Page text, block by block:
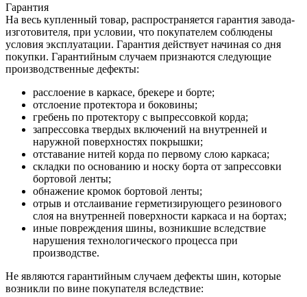
Гарантия
На весь купленный товар, распространяется гарантия завода-
изготовителя, при условии, что покупателем соблюдены
условия эксплуатации. Гарантия действует начиная со дня
покупки. Гарантийным случаем признаются следующие
производственные дефекты:
расслоение в каркасе, брекере и борте;
отслоение протектора и боковины;
гребень по протектору с выпрессовкой корда;
запрессовка твердых включений на внутренней и
наружной поверхностях покрышки;
отставание нитей корда по первому слою каркаса;
складки по основанию и носку борта от запрессовки
бортовой ленты;
обнажение кромок бортовой ленты;
отрыв и отслаивание герметизирующего резинового
слоя на внутренней поверхности каркаса и на бортах;
иные повреждения шины, возникшие вследствие
нарушения технологического процесса при
производстве.
Не являются гарантийным случаем дефекты шин, которые
возникли по вине покупателя вследствие: